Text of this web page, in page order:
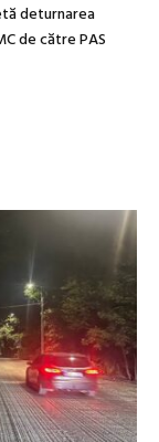
deturnarea
de către PAS